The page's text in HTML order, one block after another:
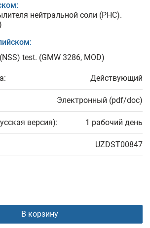
нейтральной соли (РНС).
test. (GMW 3286, MOD)
Действующий
Электронный (pdf/doc)
версия): 1 рабочий день
UZDST00847
В корзину